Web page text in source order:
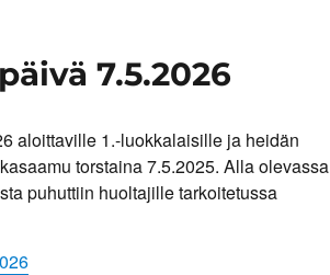
7.5.2026
aloittaville 1.-luokkalaisille ja heidän
torstaina 7.5.2025. Alla olevassa
puhuttiin huoltajille tarkoitetussa